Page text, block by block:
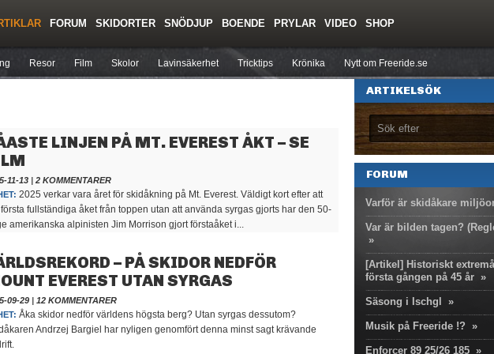
Resor Film Skolor Lavinsäkerhet Tricktips Krönika Nytt om Freeride.se
FORUM SKIDORTER SNÖDJUP BOENDE PRYLAR VIDEO SHOP
LINJEN PÅ MT. EVEREST ÅKT – SE
11-13 | 2 KOMMENTARER
2025 verkar vara året för skidåkning på Mt. Everest. Väldigt kort efter att
fullständiga åket från toppen utan att använda syrgas gjorts har den 50-
amerikanska alpinisten Jim Morrison gjort förstaåket i...
– PÅ SKIDOR NEDFÖR
EVEREST UTAN SYRGAS
09-29 | 12 KOMMENTARER
Åka skidor nedför världens högsta berg? Utan syrgas dessutom?
Andrzej Bargiel har nyligen genomfört denna minst sagt krävande
ARTIKELSÖK
FORUM
Varför är skidåkare
Var är bilden tagen?
»
[Artikel] Historiskt
första gången på 45 år »
Säsong i Ischgl »
Musik på Freeride !? »
Enforcer 89 25/26 185 »